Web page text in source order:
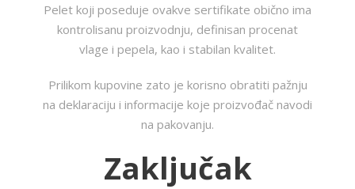
Pelet koji poseduje ovakve sertifikate obično ima
kontrolisanu proizvodnju, definisan procenat
vlage i pepela, kao i stabilan kvalitet.
Prilikom kupovine zato je korisno obratiti pažnju
na deklaraciju i informacije koje proizvođač navodi
na pakovanju.
Zaključak